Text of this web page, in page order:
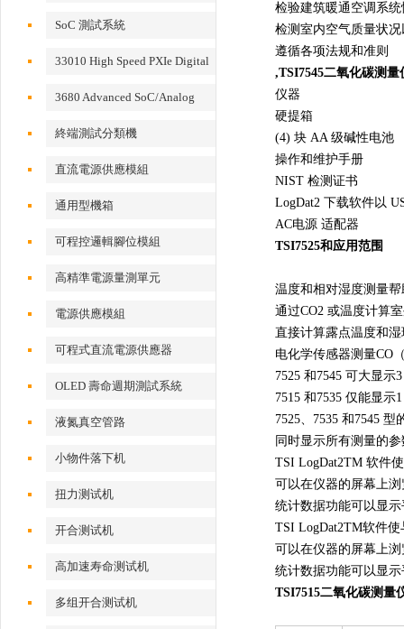
SoC 測試系統
33010 High Speed PXIe Digital
3680 Advanced SoC/Analog
Test System
終端測試分類機
直流電源供應模組
通用型機箱
可程控邏輯腳位模組
高精準電源量測單元
電源供應模組
可程式直流電源供應器
OLED 壽命週期測試系統
液氮真空管路
小物件落下机
扭力测试机
开合测试机
高加速寿命测试机
多组开合测试机
检验建筑暖通空调系统
检测室内空气质量状
遵循各项法规和准则
,TSI7545二氧化碳测
仪器
硬提箱
(4) 块 AA 级碱性电池
操作和维护手册
NIST 检测证书
LogDat2 下载软件以
AC电源 适配器
TSI7525和应用范围
温度和相对湿度测量
通过CO2 或温度计算
直接计算露点温度和
电化学传感器测量CO
7525 和7545 可大显
7515 和7535 仅能显
7525、7535 和7545
同时显示所有测量的
TSI LogDat2TM 软件
可以在仪器的屏幕上
统计数据功能可以显
TSI LogDat2TM软件
可以在仪器的屏幕上
统计数据功能可以显
TSI7515二氧化碳测量